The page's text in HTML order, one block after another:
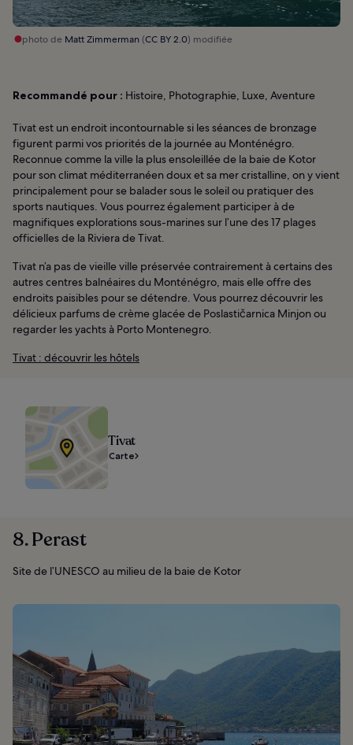
photo de Matt Zimmerman(CC BY 2.0) modifiée
Recommandé pour : Histoire, Photographie, Luxe, Aventure
Tivat est un endroit incontournable si les séances de bronzage
figurent parmi vos priorités de la journée au Monténégro.
Reconnue comme la ville la plus ensoleillée de la baie de Kotor
pour son climat méditerranéen doux et sa mer cristalline, on y vient
principalement pour se balader sous le soleil ou pratiquer des
sports nautiques. Vous pourrez également participer à de
magnifiques explorations sous-marines sur l’une des 17 plages
officielles de la Riviera de Tivat.
Tivat n’a pas de vieille ville préservée contrairement à certains des
autres centres balnéaires du Monténégro, mais elle offre des
endroits paisibles pour se détendre. Vous pourrez découvrir les
délicieux parfums de crème glacée de Poslastičarnica Minjon ou
regarder les yachts à Porto Montenegro.
Tivat : découvrir les hôtels
Tivat
Carte
8. Perast
Site de l’UNESCO au milieu de la baie de Kotor